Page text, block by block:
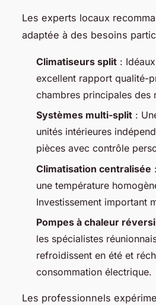
Les experts locaux
adaptée à des besoins
Climatiseurs split :
excellent rapport qualité-
chambres principales des
Systèmes multi-split :
unités intérieures
pièces avec contrôle
Climatisation centralisée
une température
Investissement important
Pompes à chaleur
les spécialistes
refroidissent en été et
consommation électrique.
Les professionnels